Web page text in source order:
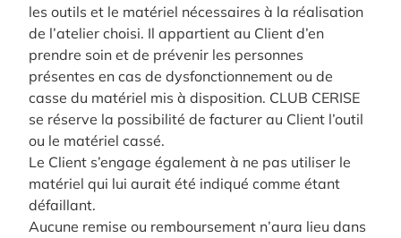
les outils et le matériel nécessaires à la réalisation
de l’atelier choisi. Il appartient au Client d’en
prendre soin et de prévenir les personnes
présentes en cas de dysfonctionnement ou de
casse du matériel mis à disposition. CLUB CERISE
se réserve la possibilité de facturer au Client l’outil
ou le matériel cassé.
Le Client s’engage également à ne pas utiliser le
matériel qui lui aurait été indiqué comme étant
défaillant.
Aucune remise ou remboursement n’aura lieu dans